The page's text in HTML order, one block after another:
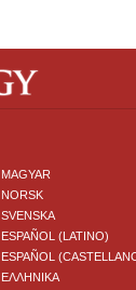
MAGYAR
NORSK
SVENSKA
ESPAÑOL (LATINO)
ESPAÑOL
ΕΛΛΗΝΙΚA